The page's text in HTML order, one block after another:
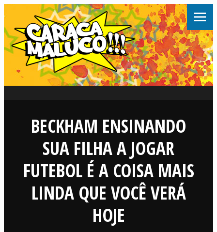
BECKHAM ENSINANDO
SUA FILHA A JOGAR
FUTEBOL É A COISA MAIS
LINDA QUE VOCÊ VERÁ
HOJE